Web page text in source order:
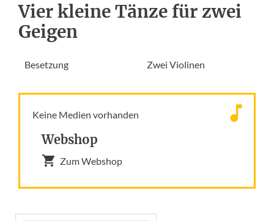
Vier kleine Tänze für zwei
Geigen
Besetzung Zwei Violinen
Keine Medien vorhanden
Webshop
Zum Webshop